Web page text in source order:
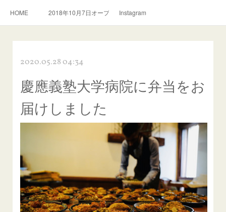
HOME 2018年10月7日オープン。スリランカ料理とおいしい紅茶のお
Instagram
2020.05.28 04:34
慶應義塾大学病院に弁当をお
届けしました